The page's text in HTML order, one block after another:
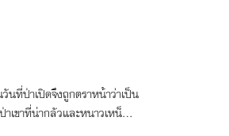
นที่ป่าเปิดจึงถูกตราหน้าว่าเป็น
เขาที่น่ากลัวและหนาวเหน็บ เ